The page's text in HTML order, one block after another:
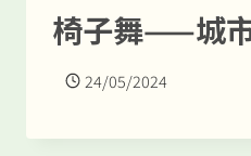
椅子舞——城
24/05/2024